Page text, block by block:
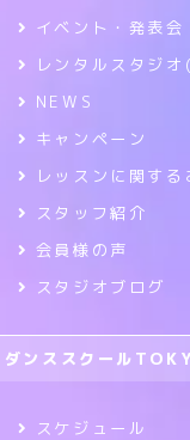
イベント・発表会
レンタルスタジ
NEWS
キャンペーン
レッスンに関する
スタッフ紹介
会員様の声
スタジオブログ
ダンススクール
スケジュール